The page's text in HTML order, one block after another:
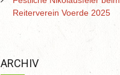
Reiterverein Voerde 2025
ARCHIV